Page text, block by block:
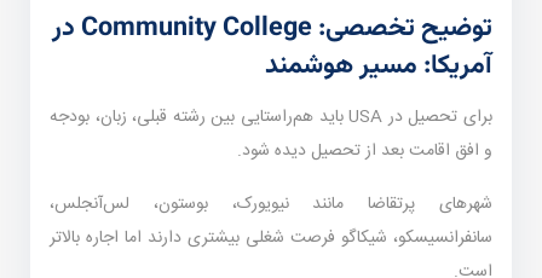
توضیح تخصصی: Community College در
آمریکا: مسیر هوشمند
برای تحصیل در USA باید هم‌راستایی بین رشته قبلی، زبان، بودجه
و افق اقامت بعد از تحصیل دیده شود.
شهرهای پرتقاضا مانند نیویورک، بوستون، لس‌آنجلس،
سانفرانسیسکو، شیکاگو فرصت شغلی بیشتری دارند اما اجاره بالاتر
است.